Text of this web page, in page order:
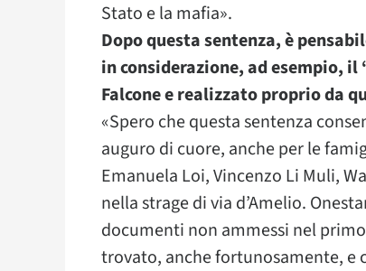
Stato e la mafia».
Dopo questa sentenza, è
in considerazione, ad esempio,
Falcone e realizzato proprio da
«Spero che questa sentenza
auguro di cuore, anche per le
Emanuela Loi, Vincenzo Li Muli,
nella strage di via d’Amelio.
documenti non ammessi nel
trovato, anche fortunosamente, e